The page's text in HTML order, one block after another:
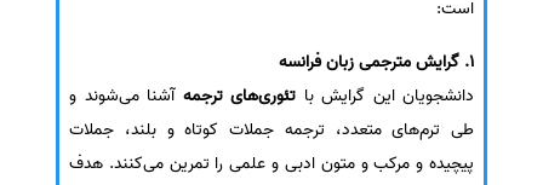
است:
1. گرایش مترجمی زبان فرانسه
دانشجویان این گرایش با تئوری‌های ترجمه آشنا می‌شوند و
طی ترم‌های متعدد، ترجمه جملات کوتاه و بلند، جملات
پیچیده و مرکب و متون ادبی و علمی را تمرین می‌کنند. هدف